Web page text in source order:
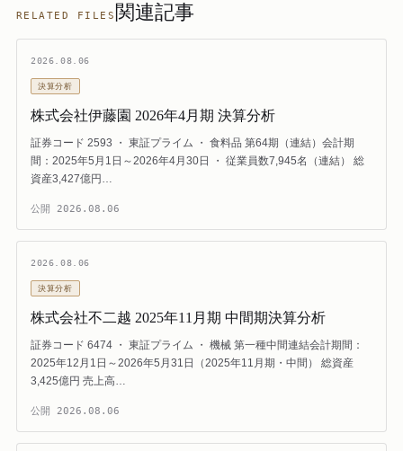
RELATED FILES 関連記事
2026.08.06
決算分析
株式会社伊藤園 2026年4月期 決算分析
証券コード 2593 ・ 東証プライム ・ 食料品 第64期（連結）会計期
間：2025年5月1日～2026年4月30日 ・ 従業員数7,945名（連結） 総
資産3,427億円…
公開 2026.08.06
2026.08.06
決算分析
株式会社不二越 2025年11月期 中間期決算分析
証券コード 6474 ・ 東証プライム ・ 機械 第一種中間連結会計期間：
2025年12月1日～2026年5月31日（2025年11月期・中間） 総資産
3,425億円 売上高…
公開 2026.08.06